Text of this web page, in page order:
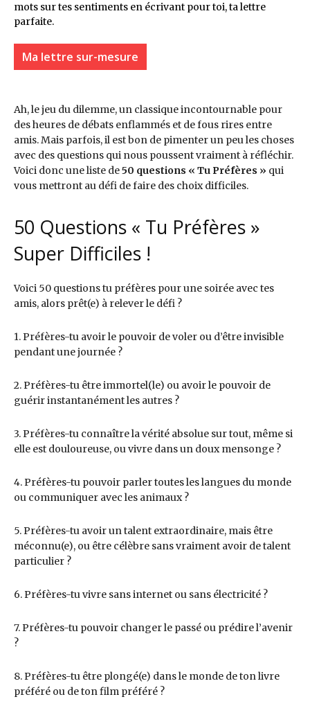
mots sur tes sentiments en écrivant pour toi, ta lettre
parfaite.
Ma lettre sur-mesure
Ah, le jeu du dilemme, un classique incontournable pour
des heures de débats enflammés et de fous rires entre
amis. Mais parfois, il est bon de pimenter un peu les choses
avec des questions qui nous poussent vraiment à réfléchir.
Voici donc une liste de50 questions « Tu Préfères » qui
vous mettront au défi de faire des choix difficiles.
50 Questions « Tu Préfères »
Super Difficiles !
Voici 50 questions tu préfères pour une soirée avec tes
amis, alors prêt(e) à relever le défi ?
1. Préfères-tu avoir le pouvoir de voler ou d’être invisible
pendant une journée ?
2. Préfères-tu être immortel(le) ou avoir le pouvoir de
guérir instantanément les autres ?
3. Préfères-tu connaître la vérité absolue sur tout, même si
elle est douloureuse, ou vivre dans un doux mensonge ?
4. Préfères-tu pouvoir parler toutes les langues du monde
ou communiquer avec les animaux ?
5. Préfères-tu avoir un talent extraordinaire, mais être
méconnu(e), ou être célèbre sans vraiment avoir de talent
particulier ?
6. Préfères-tu vivre sans internet ou sans électricité ?
7. Préfères-tu pouvoir changer le passé ou prédire l’avenir
?
8. Préfères-tu être plongé(e) dans le monde de ton livre
préféré ou de ton film préféré ?